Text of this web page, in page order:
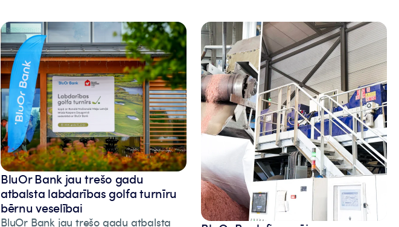
BluOr Bank jau trešo gadu
atbalsta labdarības golfa turnīru
bērnu veselībai
BluOr Bank jau trešo gadu atbalsta